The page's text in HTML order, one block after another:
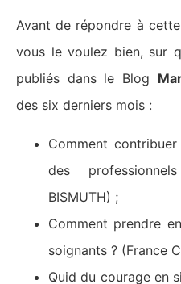
Avant de répondre à
vous le voulez bien, sur
publiés dans le Blog
des six derniers mois :
Comment
des
BISMUTH) ;
Comment prendre
soignants ? (France
Quid du courage en